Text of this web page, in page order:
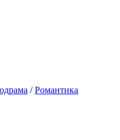
/Романтика